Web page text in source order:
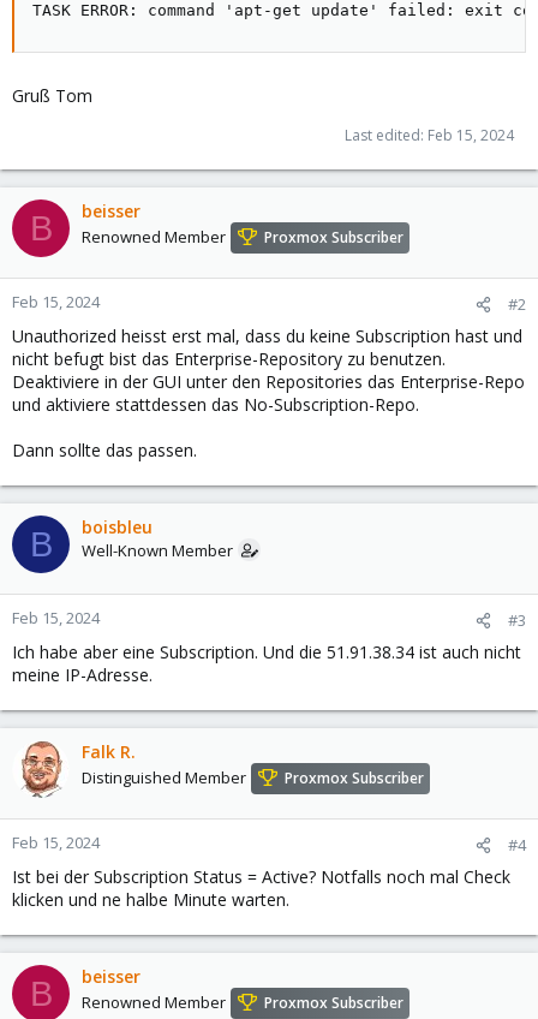
TASK ERROR: command 'apt-get update' failed: exit
Gruß Tom
Last edited: Feb 15, 2024
B beisser
Renowned Member Proxmox Subscriber
Feb 15, 2024 #2
Unauthorized heisst erst mal, dass du keine Subscription hast und
nicht befugt bist das Enterprise-Repository zu benutzen.
Deaktiviere in der GUI unter den Repositories das Enterprise-Repo
und aktiviere stattdessen das No-Subscription-Repo.
Dann sollte das passen.
B boisbleu
Well-Known Member
Feb 15, 2024 #3
Ich habe aber eine Subscription. Und die 51.91.38.34 ist auch nicht
meine IP-Adresse.
Falk R.
Distinguished Member Proxmox Subscriber
Feb 15, 2024 #4
Ist bei der Subscription Status = Active? Notfalls noch mal Check
klicken und ne halbe Minute warten.
B beisser
Renowned Member Proxmox Subscriber